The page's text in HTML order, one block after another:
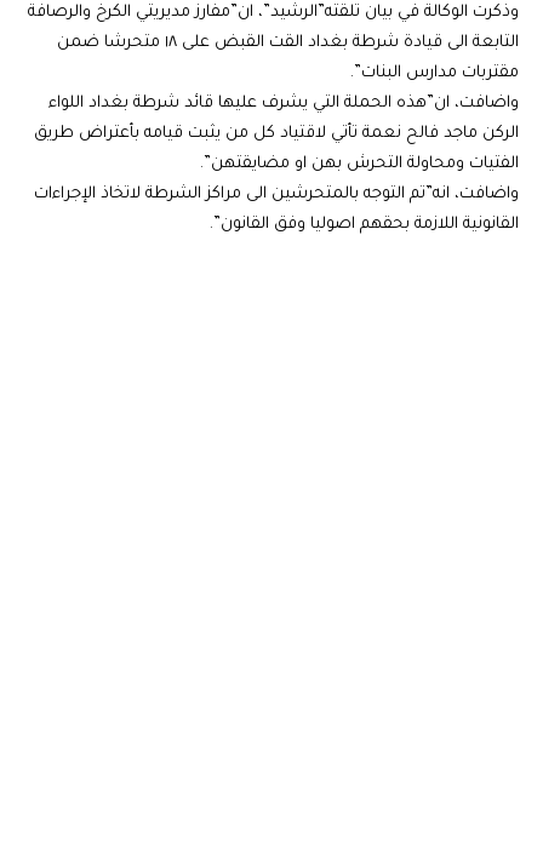
وذكرت الوكالة في بيان تلقته”الرشيد”، ان”مفارز مديريتي الكرخ والرصافة
التابعة الى قيادة شرطة بغداد القت القبض على ١٨ متحرشا ضمن
مقتربات مدارس البنات”.
واضافت، ان”هذه الحملة التي يشرف عليها قائد شرطة بغداد اللواء
الركن ماجد فالح نعمة تأتي لاقتياد كل من يثبت قيامه بأعتراض طريق
الفتيات ومحاولة التحرش بهن او مضايقتهن”.
واضافت، انه”تم التوجه بالمتحرشين الى مراكز الشرطة لاتخاذ الإجراءات
القانونية اللازمة بحقهم اصوليا وفق القانون”.